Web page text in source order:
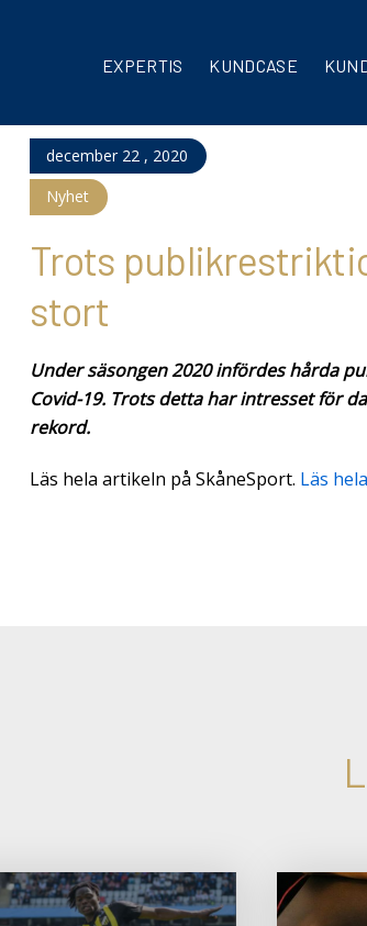
EXPERTIS KUNDCASE
december 22 , 2020
Nyhet
Trots
stort
Under säsongen 2020 infördes hårda
Covid-19. Trots detta har intresset för
rekord.
Läs hela artikeln på SkåneSport. Läs